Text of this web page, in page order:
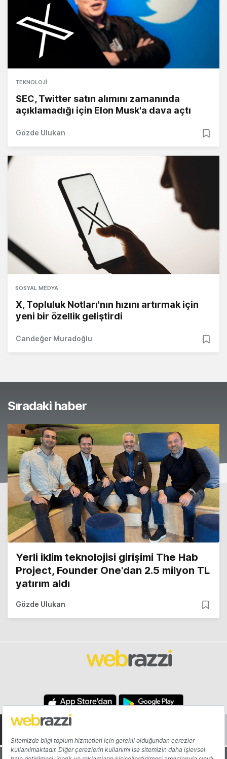
TEKNOLOJI
SEC, Twitter satın alımını zamanında
açıklamadığı için Elon Musk'a dava açtı
Gözde Ulukan
SOSYAL MEDYA
X, Topluluk Notları'nın hızını artırmak için
yeni bir özellik geliştirdi
Candeğer Muradoğlu
Sıradaki haber
Yerli iklim teknolojisi girişimi The Hab
Project, Founder One'dan 2.5 milyon TL
yatırım aldı
Gözde Ulukan